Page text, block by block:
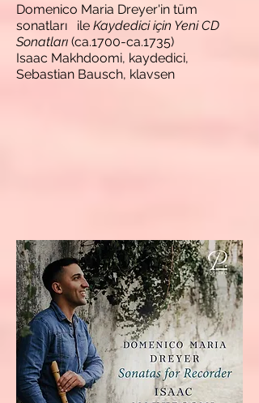
Domenico Maria Dreyer'in tüm
sonatları
ile Kaydedici için Yeni CD
Sonatları (ca.1700-ca.1735)
Isaac Makhdoomi, kaydedici,
Sebastian Bausch, klavsen